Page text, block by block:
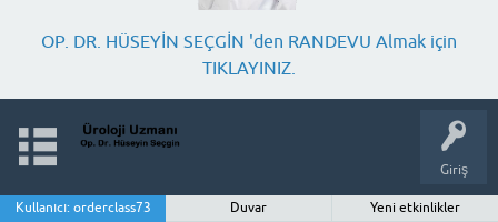
OP. DR. HÜSEYİN SEÇGİN 'den RANDEVU Almak için
TIKLAYINIZ.
Giriş
Kullanıcı: orderclass73 Duvar
Yeni etkinlikler